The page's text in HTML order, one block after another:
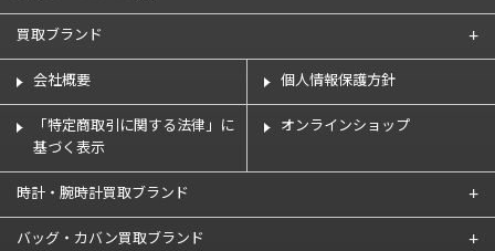
買取ブランド
会社概要 個人情報保護方針
「特定商取引に関する法律」に
基づく表示
オンラインショップ
時計・腕時計買取ブランド
バッグ・カバン買取ブランド